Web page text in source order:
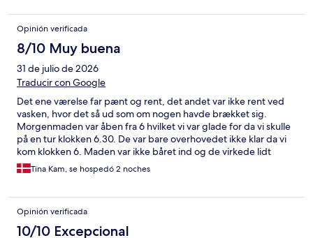
Opinión verificada
8/10 Muy buena
31 de julio de 2026
Traducir con Google
Det ene værelse far pænt og rent, det andet var ikke rent ved
vasken, hvor det så ud som om nogen havde brækket sig.
Morgenmaden var åben fra 6 hvilket vi var glade for da vi skulle
på en tur klokken 6.30. De var bare overhovedet ikke klar da vi
kom klokken 6. Maden var ikke båret ind og de virkede lidt
forvirret over at der var gæster der. Morgenmaden dagen efter
klokken 7 forløb bedre og var en super morgenmad Staff var
var fremragende.
Tina Kam, se hospedó 2 noches
Opinión verificada
10/10 Excepcional